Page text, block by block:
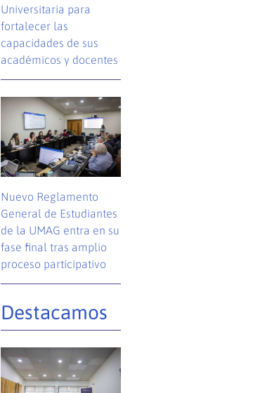
Universitaria para
fortalecer las
capacidades de sus
académicos y docentes
Nuevo Reglamento
General de Estudiantes
de la UMAG entra en su
fase final tras amplio
proceso participativo
Destacamos